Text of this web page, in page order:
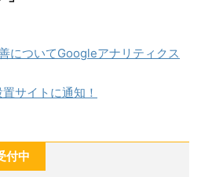
についてGoogleアナリティクス
サイトに通知！
付中